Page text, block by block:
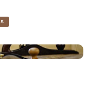
d’un
pour faire les bons
apprenez :